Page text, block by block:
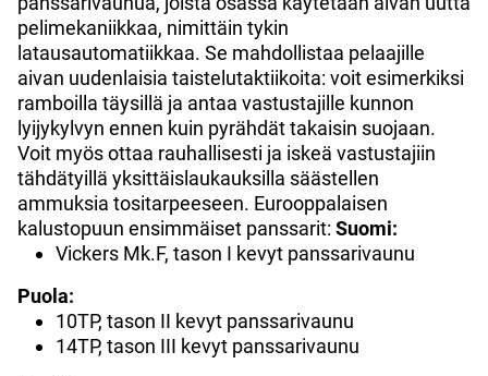
pelimekaniikkaa, nimittäin tykin
latausautomatiikkaa. Se mahdollistaa pelaajille
aivan uudenlaisia taistelutaktiikoita: voit esimerkiksi
ramboilla täysillä ja antaa vastustajille kunnon
lyijykylvyn ennen kuin pyrähdät takaisin suojaan.
Voit myös ottaa rauhallisesti ja iskeä vastustajiin
tähdätyillä yksittäislaukauksilla säästellen
ammuksia tositarpeeseen. Eurooppalaisen
kalustopuun ensimmäiset panssarit: Suomi:
Vickers Mk.F, tason I kevyt panssarivaunu
Puola:
10TP, tason II kevyt panssarivaunu
14TP, tason III kevyt panssarivaunu